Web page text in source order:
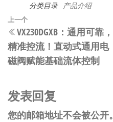
分类目录 产品介绍
文
章
导
上
一
篇
文
上一个
VX230DGXB：通用可靠，
精准控流！直动式通用电
磁阀赋能基础流体控制​
发表回复
您的邮箱地址不会被公开。